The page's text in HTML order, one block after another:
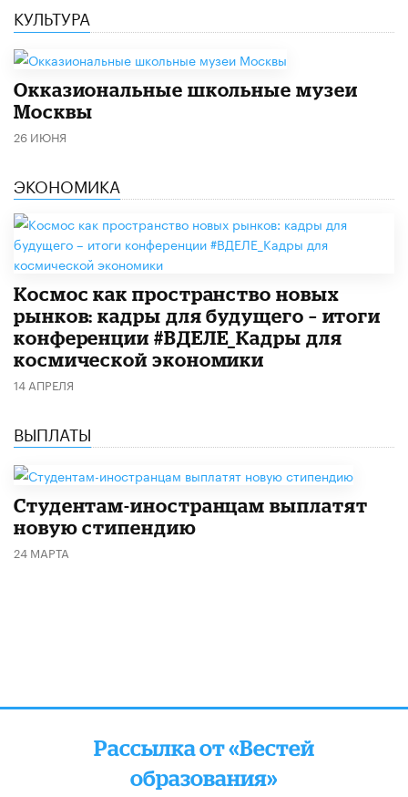
КУЛЬТУРА
​Окказиональные школьные музеи
Москвы
26 ИЮНЯ
ЭКОНОМИКА
Космос как пространство новых
рынков: кадры для будущего – итоги
конференции #ВДЕЛЕ_Кадры для
космической экономики
14 АПРЕЛЯ
ВЫПЛАТЫ
Студентам-иностранцам выплатят
новую стипендию
24 МАРТА
Рассылка от «Вестей
образования»